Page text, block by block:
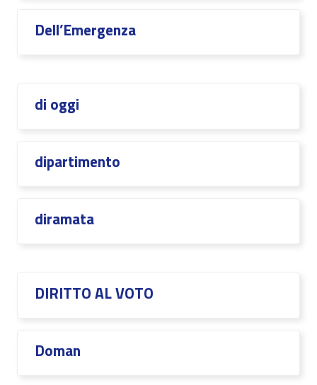
Dell’Emergenza
di oggi
dipartimento
diramata
DIRITTO AL VOTO
Doman